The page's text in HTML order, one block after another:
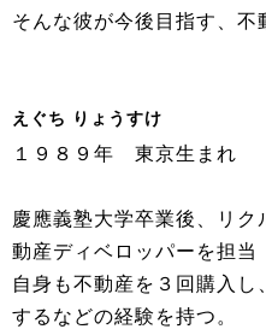
そんな彼が今後目指す、不
えぐち りょうすけ
１９８９年 東京生まれ
慶應義塾大学卒業後、リ
動産ディベロッパーを担当
自身も不動産を３回購入
するなどの経験を持つ。